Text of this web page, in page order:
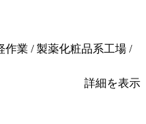
作業 / 製薬化粧品系工場 /
詳細を表示